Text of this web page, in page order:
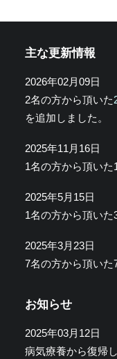
主な更新情報
2026年02月09日
2名の方から頂いた
を追加しました。
2025年11月16日
1名の方から頂いた
2025年5月15日
1名の方から頂いた
2025年3月23日
7名の方から頂いた
お知らせ
2025年03月12日
病気療養から復帰